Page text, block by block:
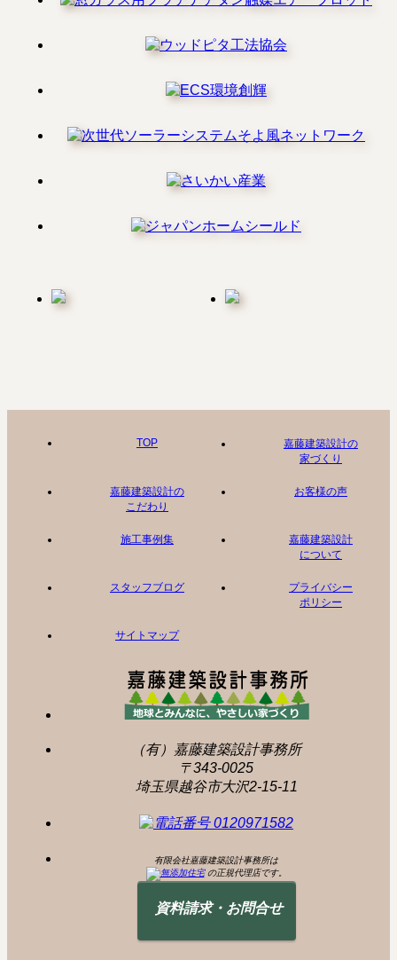
TOP
嘉藤建築設計の
家づくり
嘉藤建築設計の
こだわり
お客様の声
施工事例集
嘉藤建築設計
について
スタッフブログ
プライバシー
ポリシー
サイトマップ
（有）嘉藤建築設計事務所
〒343-0025
埼玉県越谷市大沢2-15-11
有限会社嘉藤建築設計事務所は
の正規代理店です。
資料請求・お問合せ